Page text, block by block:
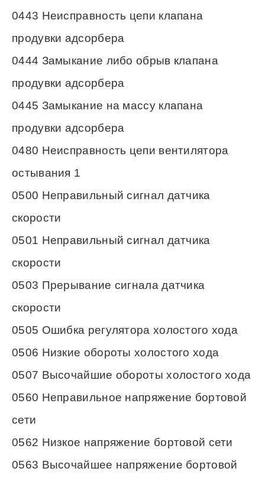
0443 Неисправность цепи клапана
продувки адсорбера
0444 Замыкание либо обрыв клапана
продувки адсорбера
0445 Замыкание на массу клапана
продувки адсорбера
0480 Неисправность цепи вентилятора
остывания 1
0500 Неправильный сигнал датчика
скорости
0501 Неправильный сигнал датчика
скорости
0503 Прерывание сигнала датчика
скорости
0505 Ошибка регулятора холостого хода
0506 Низкие обороты холостого хода
0507 Высочайшие обороты холостого хода
0560 Неправильное напряжение бортовой
сети
0562 Низкое напряжение бортовой сети
0563 Высочайшее напряжение бортовой